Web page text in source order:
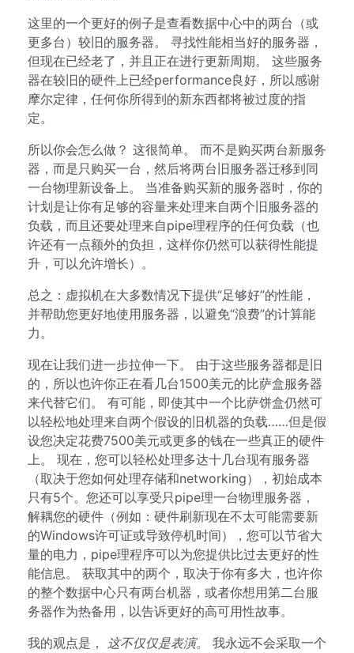
这里的一个更好的例子是查看数据中心中的两台（或
更多台）较旧的服务器。 寻找性能相当好的服务器，
但现在已经老了，并且正在进行更新周期。 这些服务
器在较旧的硬件上已经performance良好，所以感谢
摩尔定律，任何你所得到的新东西都将被过度的指
定。
所以你会怎么做？ 这很简单。 而不是购买两台新服务
器，而是只购买一台，然后将两台旧服务器迁移到同
一台物理新设备上。 当准备购买新的服务器时，你的
计划是让你有足够的容量来处理来自两个旧服务器的
负载，而且还要处理来自pipe理程序的任何负载（也
许还有一点额外的负担，这样你仍然可以获得性能提
升，可以允许增长）。
总之：虚拟机在大多数情况下提供“足够好”的性能，
并帮助您更好地使用服务器，以避免“浪费”的计算能
力。
现在让我们进一步拉伸一下。 由于这些服务器都是旧
的，所以也许你正在看几台1500美元的比萨盒服务器
来代替它们。 有可能，即使其中一个比萨饼盒仍然可
以轻松地处理来自两个假设的旧机器的负载……但是假
设您决定花费7500美元或更多的钱在一些真正的硬件
上。 现在，您可以轻松处理多达十几台现有服务器
（取决于您如何处理存储和networking），初始成本
只有5个。您还可以享受只pipe理一台物理服务器，
解耦您的硬件（例如：硬件刷新现在不太可能需要新
的Windows许可证或导致停机时间），您可以节省大
量的电力，pipe理程序可以为您提供比过去更好的性
能信息。 获取其中的两个，取决于你有多大，也许你
的整个数据中心只有两台机器，或者你想用第二台服
务器作为热备用，以告诉更好的高可用性故事。
我的观点是， 这不仅仅是表演。
我永远不会采取一个